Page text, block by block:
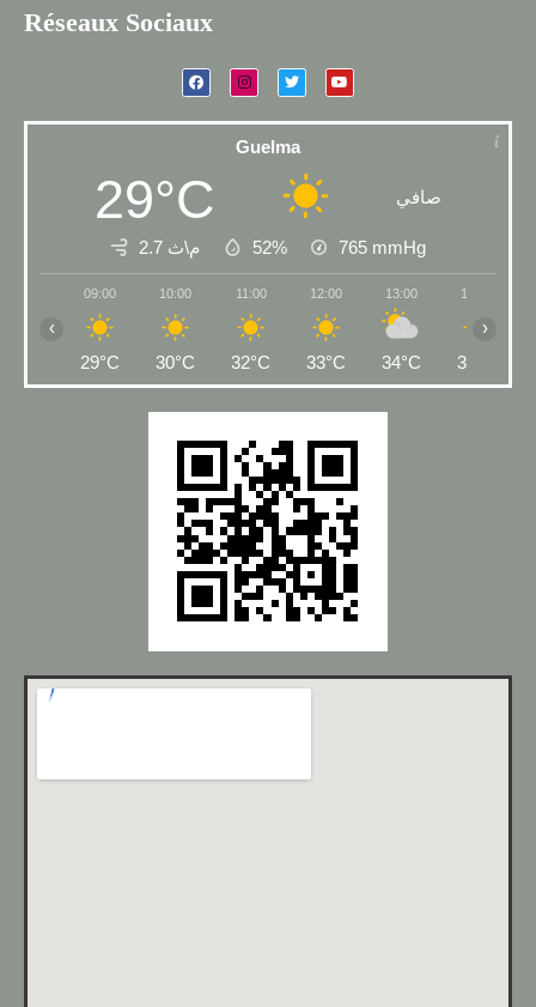
Réseaux Sociaux
Guelma
29°C صافي
2.7 م\ث 52% 765 mmHg
09:00
29°C
10:00
30°C
11:00
32°C
12:00
33°C
13:00
34°C
14:00
33°C
‹ ›